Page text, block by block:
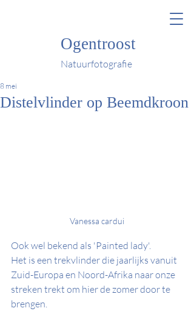
Ogentroost
Natuurfotografie
Distelvlinder op Beemdkroon
8 mei
Vanessa cardui
Ook wel bekend als 'Painted lady'.
Het is een trekvlinder die jaarlijks vanuit
Zuid-Europa en Noord-Afrika naar onze
streken trekt om hier de zomer door te
brengen.